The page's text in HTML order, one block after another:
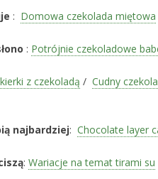
: Domowa czekolada miętowa
: Potrójnie czekoladowe
z czekoladą /Cudny
najbardziej: Chocolate layer
: Wariacje na temat tirami su